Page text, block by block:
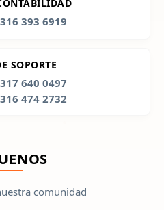
393 6919
SOPORTE
640 0497
474 2732
comunidad